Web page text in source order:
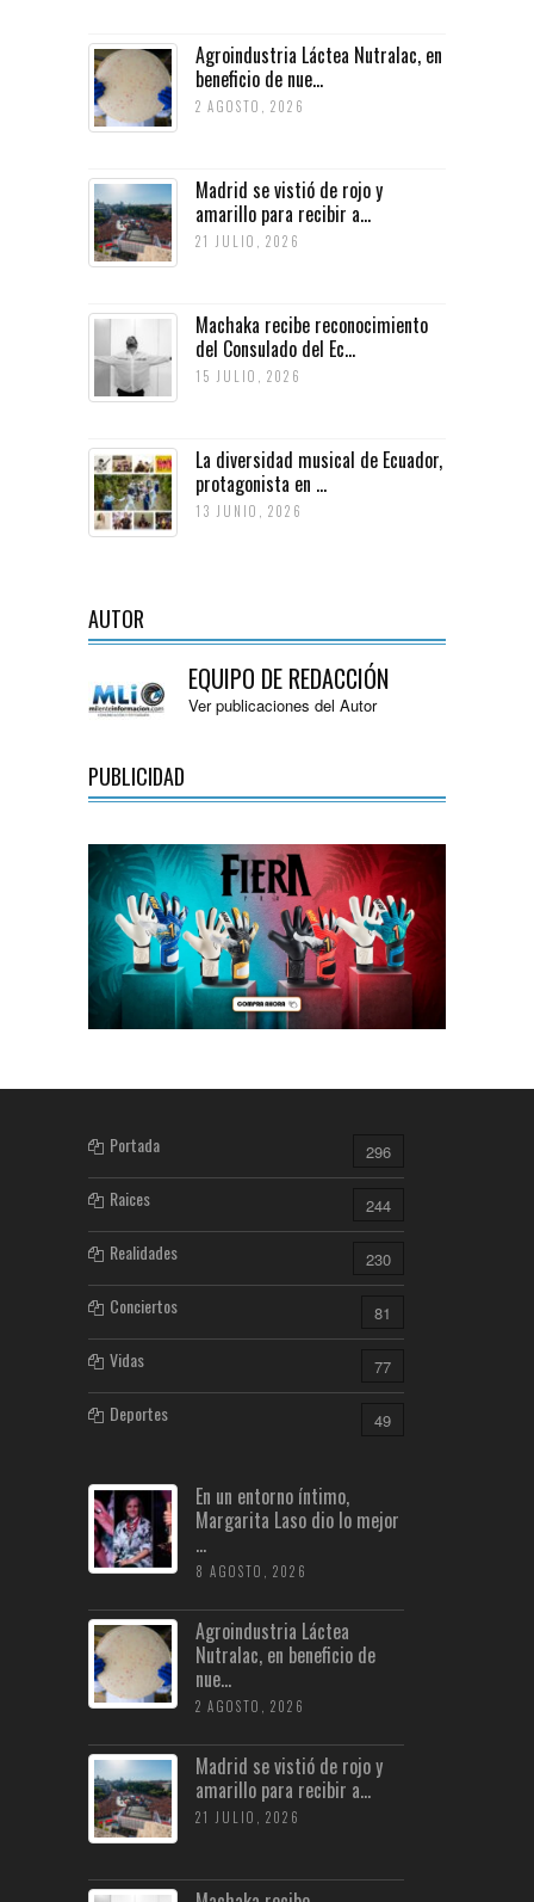
Agroindustria Láctea Nutralac, en
beneficio de nue...
2 AGOSTO, 2026
Madrid se vistió de rojo y
amarillo para recibir a...
21 JULIO, 2026
Machaka recibe reconocimiento
del Consulado del Ec...
15 JULIO, 2026
La diversidad musical de Ecuador,
protagonista en ...
13 JUNIO, 2026
AUTOR
EQUIPO DE REDACCIÓN
Ver publicaciones del Autor
PUBLICIDAD
Portada 296
Raices 244
Realidades 230
Conciertos 81
Vidas 77
Deportes 49
En un entorno íntimo,
Margarita Laso dio lo mejor
...
8 AGOSTO, 2026
Agroindustria Láctea
Nutralac, en beneficio de
nue...
2 AGOSTO, 2026
Madrid se vistió de rojo y
amarillo para recibir a...
21 JULIO, 2026